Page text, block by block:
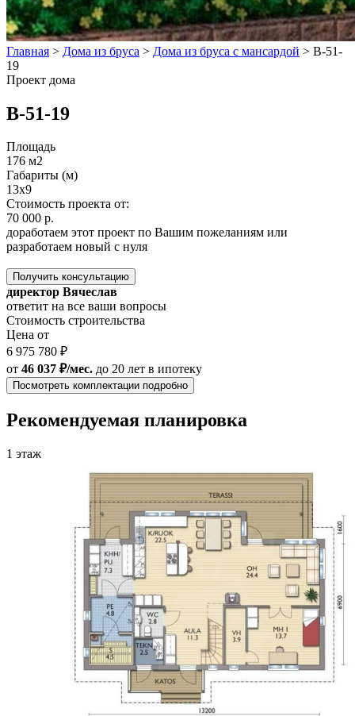
Главная > Дома из бруса > Дома из бруса с мансардой > B-51-
19
Проект дома
B-51-19
Площадь
176 м2
Габариты (м)
13x9
Стоимость проекта от:
70 000 р.
доработаем этот проект по Вашим пожеланиям или
разработаем новый с нуля
Получить консультацию
директор Вячеслав
ответит на все ваши вопросы
Стоимость строительства
Цена от
6 975 780 ₽
от 46 037 ₽/мес. до 20 лет в ипотеку
Посмотреть комплектации подробно
Рекомендуемая планировка
1 этаж